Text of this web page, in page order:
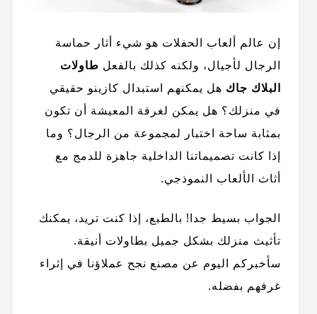
إن عالم ألعاب الحفلات هو شيء أثار حماسة
الرجال لأجيال، ولكنه كذلك بالفعل طاولات
البلاك جاك هل يمكنهم استبدال كازينو حقيقي
في منزلك؟ هل يمكن لغرفة المعيشة أن تكون
بمثابة ساحة اختبار لمجموعة من الرجال؟ وما
إذا كانت تصميماتنا الداخلية جاهزة للدمج مع
أثاث الألعاب النموذجي.
الجواب بسيط جدا! بالطبع، إذا كنت تريد، يمكنك
تأثيث منزلك بشكل جميل بطاولات أنيقة.
سأخبركم اليوم عن مصنع نجح عملاؤنا في إثراء
غرفهم بفضله.